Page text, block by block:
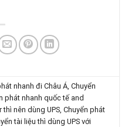
nhanh đi Châu Á,Chuyển
phát nhanh quốc tế and
nên dùng UPS,Chuyển phát
tài liệu thì dùng UPS với